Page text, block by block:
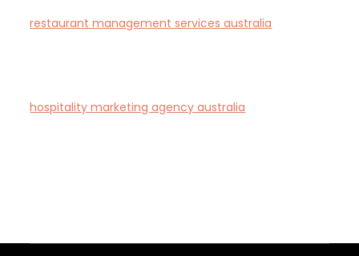
restaurant management services australia
hospitality marketing agency australia